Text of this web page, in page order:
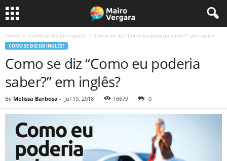
Home Como se diz em inglês? Como se diz “Como eu poderia saber?” em inglês?
COMO SE DIZ EM INGLÊS?
Como se diz “Como eu poderia
saber?” em inglês?
By Melissa Barbosa - Jul 19, 2018 16679 0